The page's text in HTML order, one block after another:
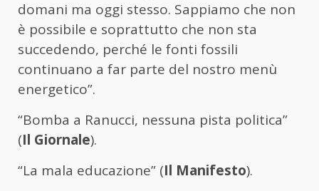
domani ma oggi stesso. Sappiamo che non
è possibile e soprattutto che non sta
succedendo, perché le fonti fossili
continuano a far parte del nostro menù
energetico”.
“Bomba a Ranucci, nessuna pista politica”
(Il Giornale).
“La mala educazione” (Il Manifesto).